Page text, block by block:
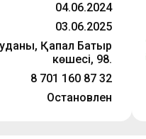
04.06.2024
03.06.2025
Қапал Батыр
көшесі, 98.
8 701 160 87 32
Остановлен